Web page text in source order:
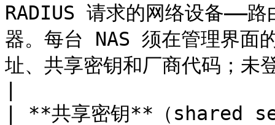
RADIUS 请求的网络设备——
器。每台 NAS 须在管理界
址、共享密钥和厂商代码；未
| **共享密钥**（